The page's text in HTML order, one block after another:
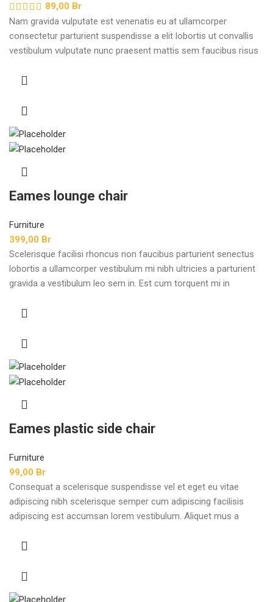
89,00 Br
Nam gravida vulputate est venenatis eu at ullamcorper
consectetur parturient suspendisse a elit lobortis ut convallis
vestibulum vulputate nunc praesent mattis sem faucibus risus
orci a iaculis adipiscing augue a massa a torquent feugiat a.
Eames lounge chair
Furniture
399,00 Br
Scelerisque facilisi rhoncus non faucibus parturient senectus
lobortis a ullamcorper vestibulum mi nibh ultricies a parturient
gravida a vestibulum leo sem in. Est cum torquent mi in
adipiscing.
Eames plastic side chair
Furniture
99,00 Br
Consequat a scelerisque suspendisse vel et eget eu vitae
adipiscing nibh scelerisque semper cum adipiscing facilisis
adipiscing est accumsan lorem vestibulum. Aliquet mus a
ipsum a urna ac ullamcorper varius metus blandit posuere.